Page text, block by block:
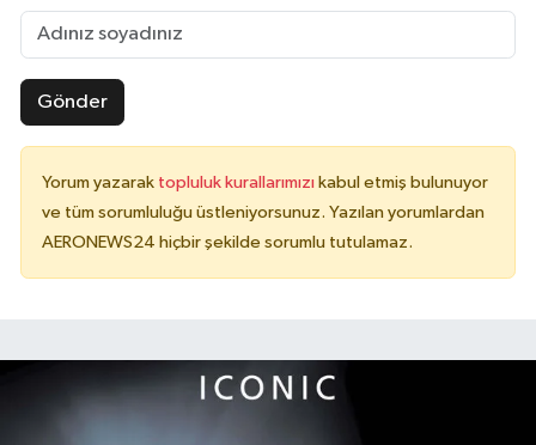
Gönder
Yorum yazarak topluluk kurallarımızı kabul etmiş bulunuyor
ve tüm sorumluluğu üstleniyorsunuz. Yazılan yorumlardan
AERONEWS24 hiçbir şekilde sorumlu tutulamaz.